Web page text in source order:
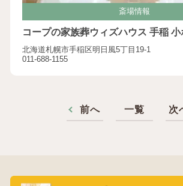
斎場情報
コープの家族葬ウィズハウス 手稲
北海道札幌市手稲区明日風5丁目19-1
011-688-1155
前へ 一覧 次